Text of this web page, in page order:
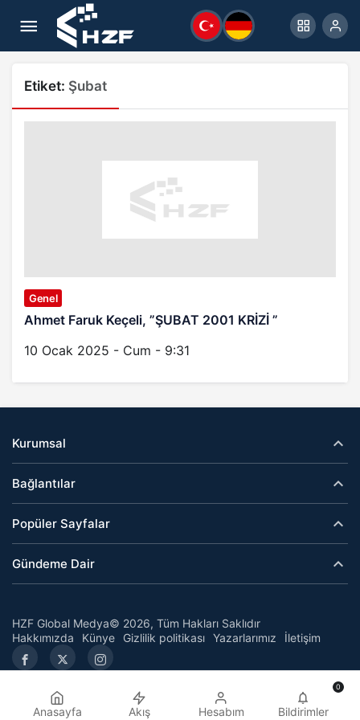
Etiket: Şubat
Genel
Ahmet Faruk Keçeli, ”ŞUBAT 2001 KRİZİ ”
10 Ocak 2025 - Cum - 9:31
Kurumsal
Bağlantılar
Popüler Sayfalar
Gündeme Dair
HZF Global Medya© 2026, Tüm Hakları Saklıdır
Hakkımızda
Künye Gizlilik politikası Yazarlarımız İletişim
Anasayfa Akış Hesabım Bildirimler
0